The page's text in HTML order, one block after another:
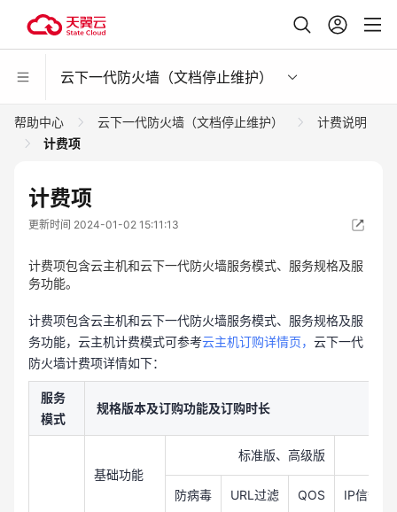
云下一代防火墙（文档停止维护）
帮助中心 云下一代防火墙（文档停止维护）
计费说明
计费项
计费项
更新时间 2024-01-02 15:11:13
计费项包含云主机和云下一代防火墙服务模式、服务规格及服
务功能。
计费项包含云主机和云下一代防火墙服务模式、服务规格及服
务功能，云主机计费模式可参考云主机订购详情页， 云下一代
防火墙计费项详情如下：
服务
模式
规格版本及订购功能及订购时长
基础功能
标准版、高级版
防病毒 URL过滤 QOS IP信誉库